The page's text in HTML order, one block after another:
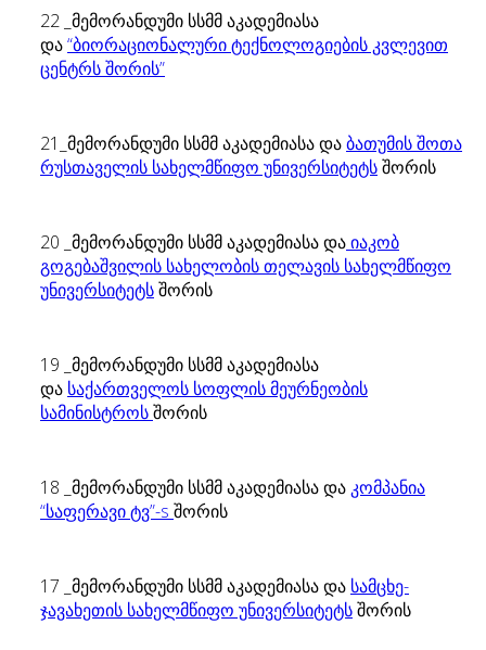
22 _მემორანდუმი სსმმ აკადემიასა
და“ბიორაციონალური ტექნოლოგიების კვლევით
ცენტრს შორის”
21_მემორანდუმი სსმმ აკადემიასა დაბათუმის შოთა
რუსთაველის სახელმწიფო უნივერსიტეტსშორის
20 _მემორანდუმი სსმმ აკადემიასა დაიაკობ
გოგებაშვილის სახელობის თელავის სახელმწიფო
უნივერსიტეტსშორის
19 _მემორანდუმი სსმმ აკადემიასა
და საქართველოს სოფლის მეურნეობის
სამინისტროსშორის
18 _მემორანდუმი სსმმ აკადემიასა და კომპანია
“საფერავი ტვ”-s შორის
17 _მემორანდუმი სსმმ აკადემიასა და სამცხე-
ჯავახეთის სახელმწიფო უნივერსიტეტსშორის